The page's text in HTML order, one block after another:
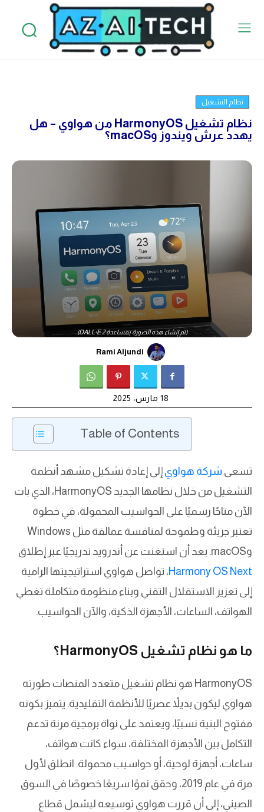
نظام التشغيل
نظام تشغيل HarmonyOS من هواوي – هل
يهدد عرش ويندوز وmacOS؟
(تم إنشاء هذه الصورة بمساعدة DALL·E 2)
Rami Aljundi
18 مارس، 2025
Table of Contents
تسعى شركة هواوي إلى إعادة تشكيل مشهد أنظمة
التشغيل من خلال نظامها الجديد HarmonyOS، الذي بات
الآن متاحًا رسميًا على الحواسيب المحمولة، في خطوة
تعتبر جريئة وطموحة لمنافسة عمالقة مثل Windows
وmacOS. بعد أن استغنت عن أندرويد تدريجيًا عبر إطلاق
Harmony OS Next، تواصل هواوي استراتيجيتها الرامية
إلى تعزيز الاستقلال التقني وبناء منظومة متكاملة تغطي
الهواتف، الساعات، الأجهزة الذكية، والآن الحواسيب.
ما هو نظام تشغيل HarmonyOS؟
HarmonyOS هو نظام تشغيل متعدد المنصات طورته
هواوي ليكون بديلاً عصريًا للأنظمة التقليدية. يتميز بكونه
مفتوح البنية نسبيًا، ويعتمد على نواة برمجية مرنة تدعم
التكامل بين الأجهزة المختلفة، سواء كانت هواتف،
ساعات، أجهزة لوحية، أو حواسيب محمولة. انطلق لأول
مرة في عام 2019، وحقق نموًا سريعًا خصوصًا في السوق
الصيني، إلى أن قررت هواوي توسيعه ليشمل قطاع